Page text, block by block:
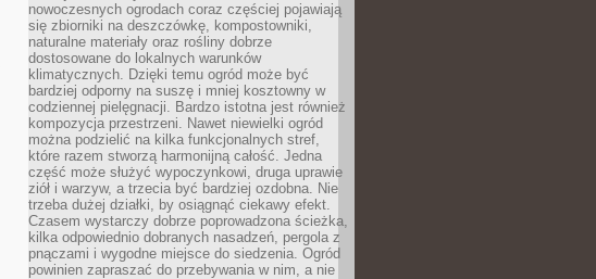
nowoczesnych ogrodach coraz częściej pojawiają
się zbiorniki na deszczówkę, kompostowniki,
naturalne materiały oraz rośliny dobrze
dostosowane do lokalnych warunków
klimatycznych. Dzięki temu ogród może być
bardziej odporny na suszę i mniej kosztowny w
codziennej pielęgnacji. Bardzo istotna jest również
kompozycja przestrzeni. Nawet niewielki ogród
można podzielić na kilka funkcjonalnych stref,
które razem stworzą harmonijną całość. Jedna
część może służyć wypoczynkowi, druga uprawie
ziół i warzyw, a trzecia być bardziej ozdobna. Nie
trzeba dużej działki, by osiągnąć ciekawy efekt.
Czasem wystarczy dobrze poprowadzona ścieżka,
kilka odpowiednio dobranych nasadzeń, pergola z
pnączami i wygodne miejsce do siedzenia. Ogród
powinien zapraszać do przebywania w nim, a nie